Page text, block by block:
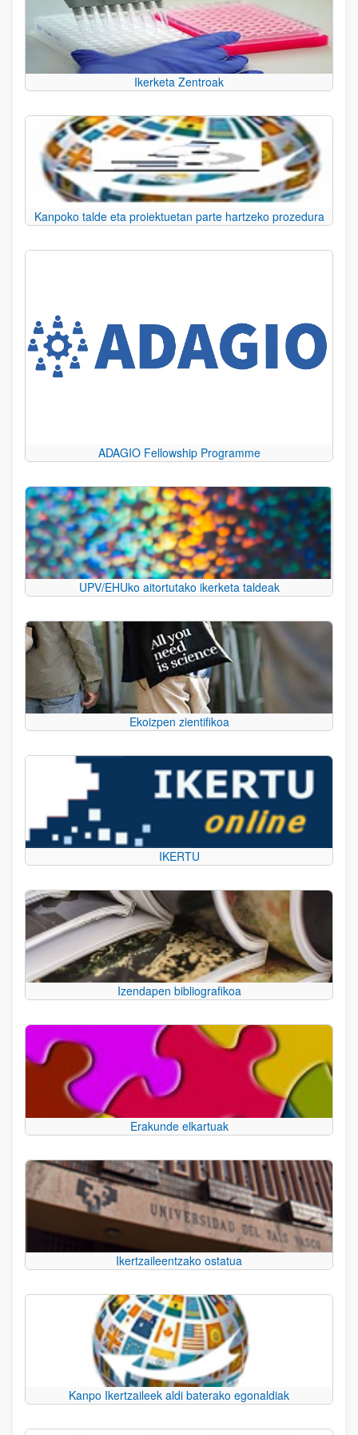
Ikerketa Zentroak
Kanpoko talde eta proiektuetan parte hartzeko prozedura
ADAGIO Fellowship Programme
UPV/EHUko aitortutako ikerketa taldeak
Ekoizpen zientifikoa
IKERTU
Izendapen bibliografikoa
Erakunde elkartuak
Ikertzaileentzako ostatua
Kanpo Ikertzaileek aldi baterako egonaldiak